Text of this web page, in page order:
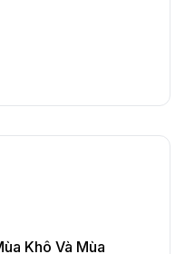
Khô Và Mùa